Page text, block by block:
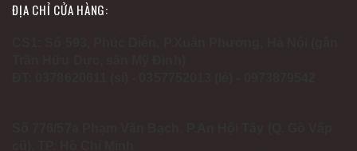
ĐỊA CHỈ CỬA HÀNG: